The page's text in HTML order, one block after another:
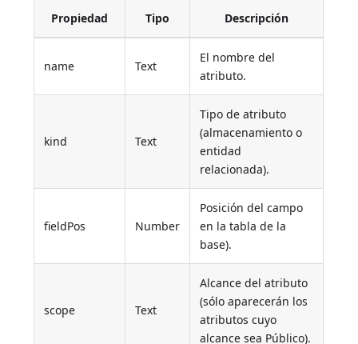
Propiedad Tipo Descripción
name Text
El nombre del
atributo.
kind Text
Tipo de atributo
(almacenamiento o
entidad
relacionada).
fieldPos Number
Posición del campo
en la tabla de la
base).
scope Text
Alcance del atributo
(sólo aparecerán los
atributos cuyo
alcance sea Público).